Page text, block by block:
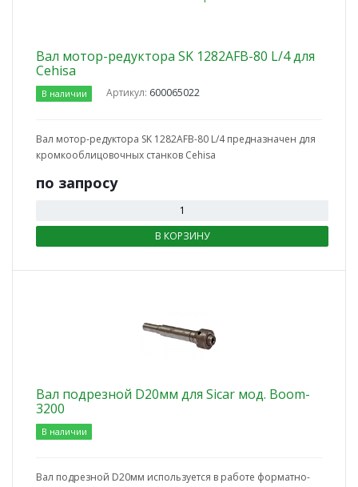
Вал мотор-редуктора SK 1282AFB-80 L/4 для
Cehisa
В наличии Артикул: 600065022
Вал мотор-редуктора SK 1282AFB-80 L/4 предназначен для
кромкооблицовочных станков Cehisa
по запросу
В КОРЗИНУ
Вал подрезной D20мм для Sicar мод. Вoom-
3200
В наличии
Вал подрезной D20мм используется в работе форматно-